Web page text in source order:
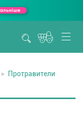
Протравители